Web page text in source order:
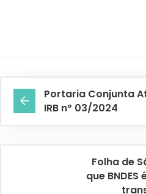
Portaria Conjunta
IRB nº 03/2024
Folha de
que